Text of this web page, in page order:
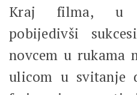
Kraj filma, u
pobijedivši
novcem u rukama
ulicom u svitanje